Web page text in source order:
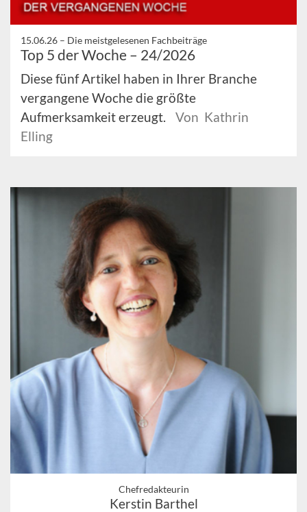
15.06.26 – Die meistgelesenen Fachbeiträge
Top 5 der Woche – 24/2026
Diese fünf Artikel haben in Ihrer Branche
vergangene Woche die größte
Aufmerksamkeit erzeugt.
Von Kathrin
Elling
Chefredakteurin
Kerstin Barthel